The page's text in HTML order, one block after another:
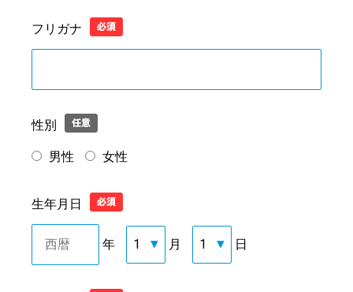
フリガナ
性別
男性 女性
生年月日
年 月 日